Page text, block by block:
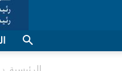
الرئيسية